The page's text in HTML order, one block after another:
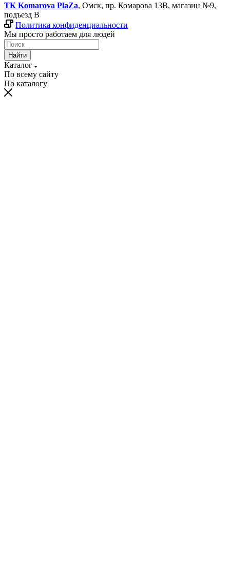
ТК Komarova PlaZa, Омск, пр. Комарова 13В, магазин №9,
подъезд В
Политика конфиденциальности
Мы просто работаем для людей
Найти
Каталог
По всему сайту
По каталогу